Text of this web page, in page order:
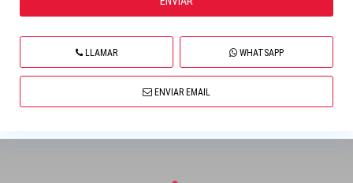
LLAMAR WHATSAPP
ENVIAR EMAIL